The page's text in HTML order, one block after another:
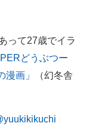
って27歳でイラ
どうぶつー
漫画」
（幻冬舎